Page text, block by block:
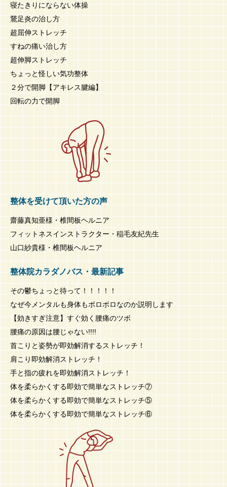
寝たきりにならない体操
鵞足炎の治し方
超屈伸ストレッチ
すねの痛い治し方
超伸脚ストレッチ
ちょっと怪しい気功整体
２分で開脚【アキレス腱編】
回転の力で開脚
整体を受けて頂いた方の声
齋藤真知亜様・椎間板ヘルニア
フィットネスインストラクター・稲毛友紀先生
山口紗貴様・椎間板ヘルニア
整体院カラダノバス・最新記事
その鬱ちょっと待って！！！！！
なぜ今メンタルも身体もボロボロなのか説明します
【効きすぎ注意】すぐ効く腰痛のツボ
腰痛の原因は腰じゃない!!!!
首こりと姿勢が即効解消するストレッチ！
肩こり即効解消ストレッチ！
手と指の疲れを即効解消ストレッチ！
体を柔らかくする即効で簡単なストレッチ⑦
体を柔らかくする即効で簡単なストレッチ⑤
体を柔らかくする即効で簡単なストレッチ⑥